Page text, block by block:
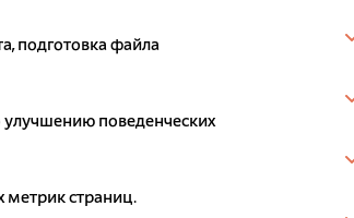
подготовка файла
поведенческих
метрик страниц.